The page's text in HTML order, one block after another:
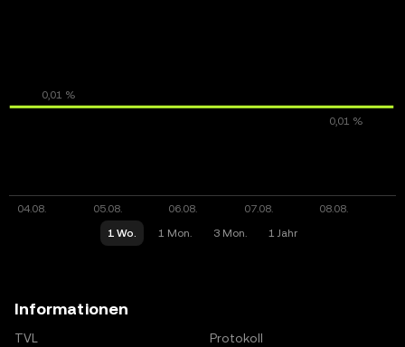
1 Wo. 1 Mon. 3 Mon. 1 Jahr
Informationen
TVL Protokoll